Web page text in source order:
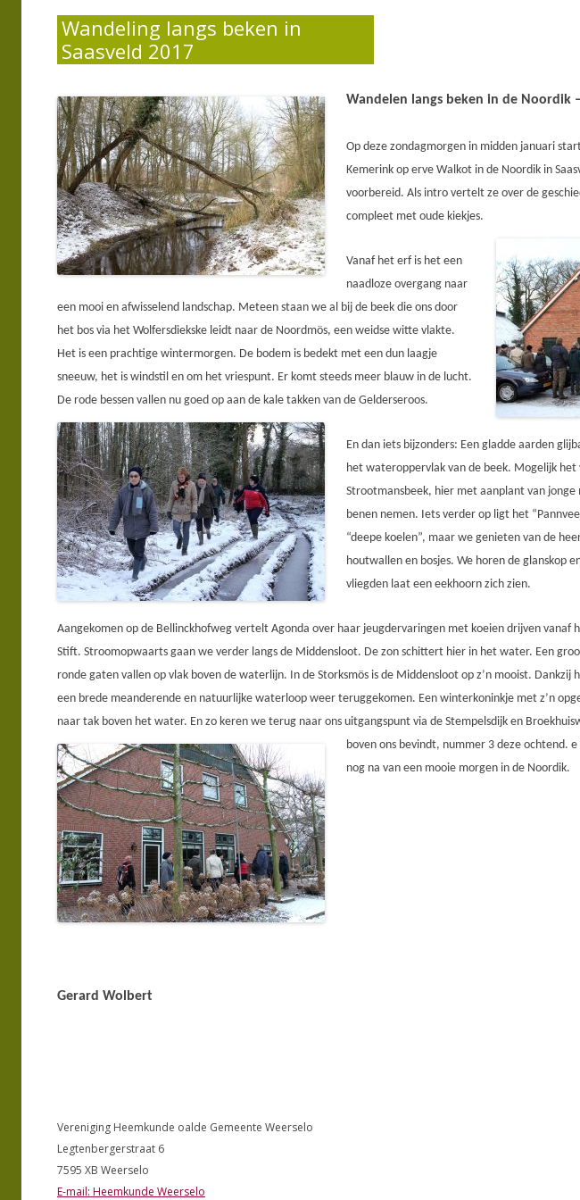
Wandeling langs beken in
Saasveld 2017
Wandelen langs beken in de Noordik –
Op deze zondagmorgen in midden januari
Kemerink op erve Walkot in de Noordik in
voorbereid. Als intro vertelt ze over de
compleet met oude kiekjes.
Vanaf het erf is het een
naadloze overgang naar
een mooi en afwisselend landschap. Meteen staan we al bij de beek die ons door
het bos via het Wolfersdiekske leidt naar de Noordmös, een weidse witte vlakte.
Het is een prachtige wintermorgen. De bodem is bedekt met een dun laagje
sneeuw, het is windstil en om het vriespunt. Er komt steeds meer blauw in de lucht.
De rode bessen vallen nu goed op aan de kale takken van de Gelderseroos.
En dan iets bijzonders: Een gladde aarden
het wateroppervlak van de beek. Mogelijk het
Strootmansbeek, hier met aanplant van jonge
benen nemen. Iets verder op ligt het “
“deepe koelen”, maar we genieten van de
houtwallen en bosjes. We horen de glanskop
vliegden laat een eekhoorn zich zien.
Aangekomen op de Bellinckhofweg vertelt Agonda over haar jeugdervaringen met koeien drijven vanaf
Stift. Stroomopwaarts gaan we verder langs de Middensloot. De zon schittert hier in het water. Een
ronde gaten vallen op vlak boven de waterlijn. In de Storksmös is de Middensloot op z’n mooist. Dankzij
een brede meanderende en natuurlijke waterloop weer teruggekomen. Een winterkoninkje met z’n
naar tak boven het water. En zo keren we terug naar ons uitgangspunt via de Stempelsdijk en
boven ons bevindt, nummer 3 deze ochtend. e
nog na van een mooie morgen in de Noordik.
Gerard Wolbert
Vereniging Heemkunde oalde Gemeente Weerselo
Legtenbergerstraat 6
7595 XB Weerselo
E-mail: Heemkunde Weerselo